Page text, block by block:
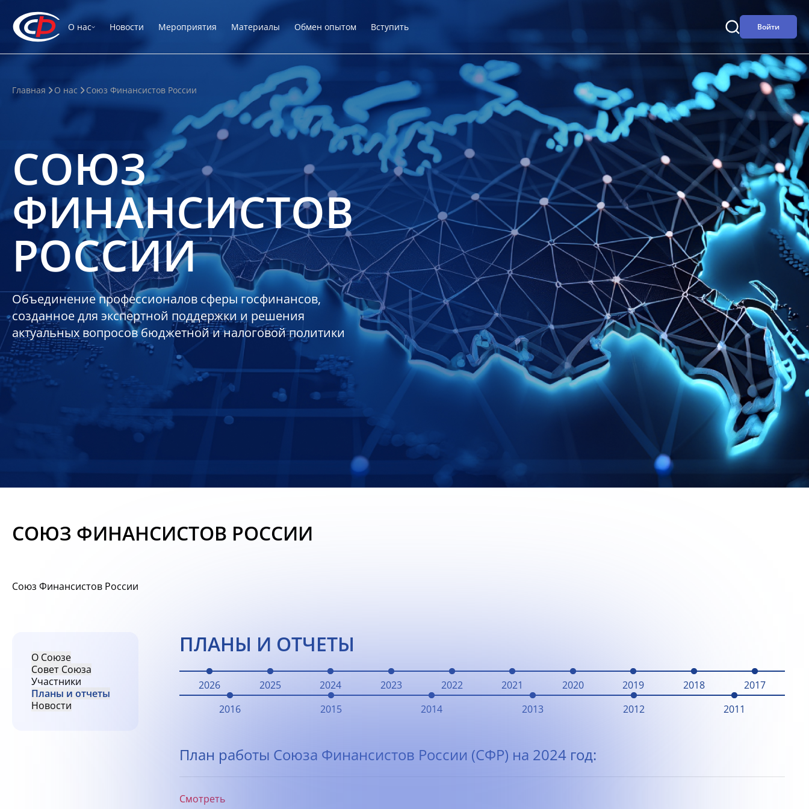
О нас Новости Мероприятия Материалы Обмен опытом Вступить Войти
Главная О нас Союз Финансистов России
СОЮЗ
ФИНАНСИСТОВ
РОССИИ
Объединение профессионалов сферы госфинансов,
созданное для экспертной поддержки и решения
актуальных вопросов бюджетной и налоговой политики
СОЮЗ ФИНАНСИСТОВ РОССИИ
Союз Финансистов России
О Союзе
Совет Союза
Участники
Планы и отчеты
Новости
ПЛАНЫ И ОТЧЕТЫ
2026 2025 2024 2023 2022 2021 2020 2019 2018
2017
2016
2015 2014 2013 2012 2011
План работы Союза Финансистов России (СФР) на 2024 год:
Смотреть